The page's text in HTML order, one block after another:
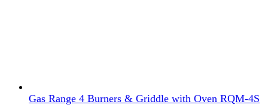
Gas Range 4 Burners & Griddle with Oven RQM-4S